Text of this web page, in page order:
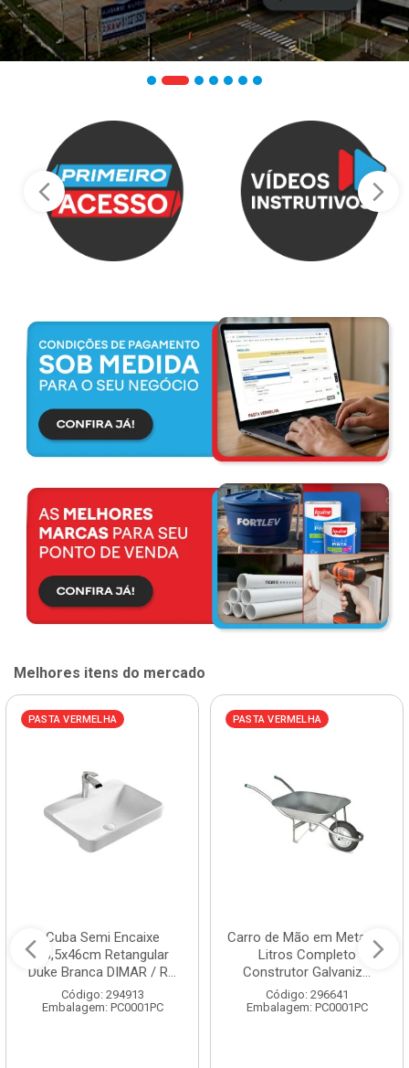
Melhores itens do mercado
PASTA VERMELHA
Cuba Semi Encaixe
58,5x46cm Retangular
Duke Branca DIMAR / R...
Código: 294913
Embalagem: PC0001PC
PASTA VERMELHA
Carro de Mão em Metal 60
Litros Completo
Construtor Galvaniz...
Código: 296641
Embalagem: PC0001PC